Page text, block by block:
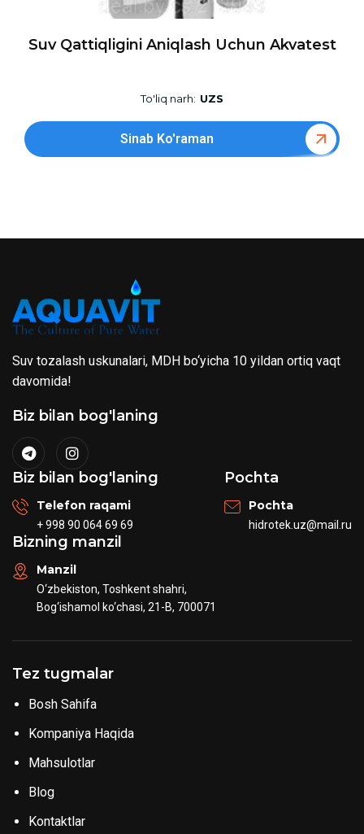
Suv Qattiqligini Aniqlash Uchun Akvatest
To'liq narh: UZS
Sinab Ko'raman
Suv tozalash uskunalari, MDH bo‘yicha 10 yildan ortiq vaqt
davomida!
Biz bilan bog'laning
Biz bilan bog'laning
Telefon raqami
+ 998 90 064 69 69
Pochta
Pochta
hidrotek.uz@mail.ru
Bizning manzil
Manzil
O‘zbekiston, Toshkent shahri,
Bog‘ishamol ko‘chasi, 21-B, 700071
Tez tugmalar
Bosh Sahifa
Kompaniya Haqida
Mahsulotlar
Blog
Kontaktlar